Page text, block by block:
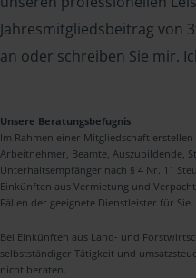
Jahresmitgliedsbeitrag von
an oder schreiben Sie mir.
Unsere Beratungsbefugnis
Im Rahmen einer Mitgliedschaft
Arbeitnehmer, Beamte, Auszubildende,
Unterhaltsempfänger nach § 4 Nr. 11
Einkünften aus Vermietung und
Fällen der geeignete Dienstleister für Sie.
Bei Einkünften aus Land- und
selbstständiger Tätigkeit und
nicht beraten.